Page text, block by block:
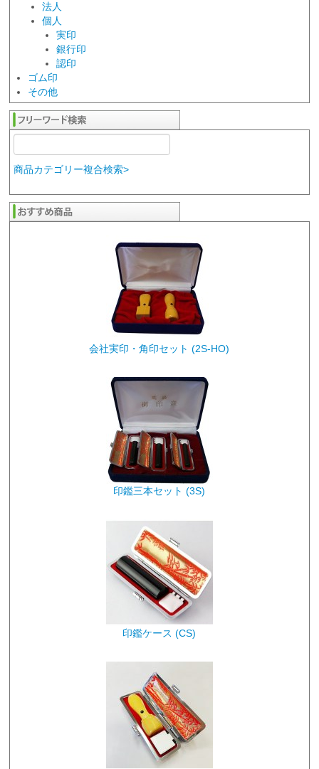
法人
個人
実印
銀行印
認印
ゴム印
その他
商品カテゴリー複合検索>
会社実印・角印セット (2S-HO)
印鑑三本セット (3S)
印鑑ケース (CS)